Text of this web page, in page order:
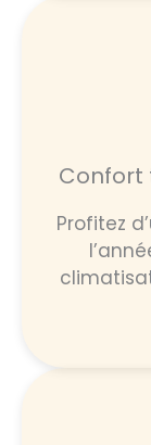
Confort
Profitez